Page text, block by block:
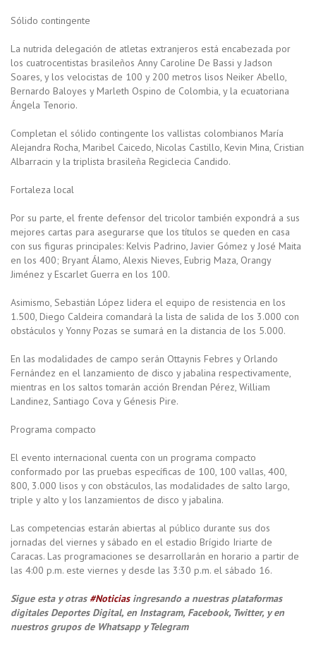
Sólido contingente
La nutrida delegación de atletas extranjeros está encabezada por
los cuatrocentistas brasileños Anny Caroline De Bassi y Jadson
Soares, y los velocistas de 100 y 200 metros lisos Neiker Abello,
Bernardo Baloyes y Marleth Ospino de Colombia, y la ecuatoriana
Ángela Tenorio.
Completan el sólido contingente los vallistas colombianos María
Alejandra Rocha, Maribel Caicedo, Nicolas Castillo, Kevin Mina, Cristian
Albarracin y la triplista brasileña Regiclecia Candido.
Fortaleza local
Por su parte, el frente defensor del tricolor también expondrá a sus
mejores cartas para asegurarse que los títulos se queden en casa
con sus figuras principales: Kelvis Padrino, Javier Gómez y José Maita
en los 400; Bryant Álamo, Alexis Nieves, Eubrig Maza, Orangy
Jiménez y Escarlet Guerra en los 100.
Asimismo, Sebastián López lidera el equipo de resistencia en los
1.500, Diego Caldeira comandará la lista de salida de los 3.000 con
obstáculos y Yonny Pozas se sumará en la distancia de los 5.000.
En las modalidades de campo serán Ottaynis Febres y Orlando
Fernández en el lanzamiento de disco y jabalina respectivamente,
mientras en los saltos tomarán acción Brendan Pérez, William
Landinez, Santiago Cova y Génesis Pire.
Programa compacto
El evento internacional cuenta con un programa compacto
conformado por las pruebas específicas de 100, 100 vallas, 400,
800, 3.000 lisos y con obstáculos, las modalidades de salto largo,
triple y alto y los lanzamientos de disco y jabalina.
Las competencias estarán abiertas al público durante sus dos
jornadas del viernes y sábado en el estadio Brígido Iriarte de
Caracas. Las programaciones se desarrollarán en horario a partir de
las 4:00 p.m. este viernes y desde las 3:30 p.m. el sábado 16.
Sigue esta y otras #Noticiasingresando a nuestras plataformas
digitales Deportes Digital, en Instagram, Facebook, Twitter, y en
nuestros grupos de Whatsapp y Telegram